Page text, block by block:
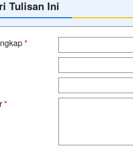
Tulisan Ini
*
*